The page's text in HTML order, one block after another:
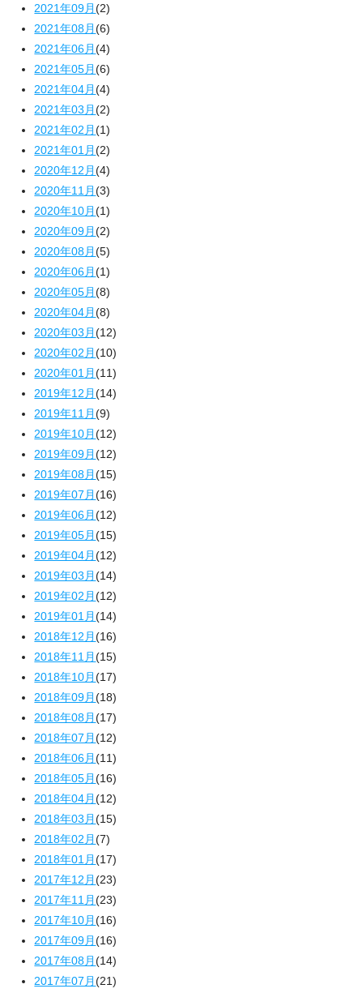
2021年09月(2)
2021年08月(6)
2021年06月(4)
2021年05月(6)
2021年04月(4)
2021年03月(2)
2021年02月(1)
2021年01月(2)
2020年12月(4)
2020年11月(3)
2020年10月(1)
2020年09月(2)
2020年08月(5)
2020年06月(1)
2020年05月(8)
2020年04月(8)
2020年03月(12)
2020年02月(10)
2020年01月(11)
2019年12月(14)
2019年11月(9)
2019年10月(12)
2019年09月(12)
2019年08月(15)
2019年07月(16)
2019年06月(12)
2019年05月(15)
2019年04月(12)
2019年03月(14)
2019年02月(12)
2019年01月(14)
2018年12月(16)
2018年11月(15)
2018年10月(17)
2018年09月(18)
2018年08月(17)
2018年07月(12)
2018年06月(11)
2018年05月(16)
2018年04月(12)
2018年03月(15)
2018年02月(7)
2018年01月(17)
2017年12月(23)
2017年11月(23)
2017年10月(16)
2017年09月(16)
2017年08月(14)
2017年07月(21)